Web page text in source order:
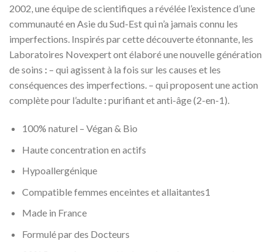
2002, une équipe de scientifiques a révélée l’existence d’une
communauté en Asie du Sud-Est qui n’a jamais connu les
imperfections. Inspirés par cette découverte étonnante, les
Laboratoires Novexpert ont élaboré une nouvelle génération
de soins : – qui agissent à la fois sur les causes et les
conséquences des imperfections. – qui proposent une action
complète pour l’adulte :purifiant et anti-âge (2-en-1).
100% naturel – Végan & Bio
Haute concentration en actifs
Hypoallergénique
Compatible femmes enceintes et allaitantes1
Made in France
Formulé par des Docteurs